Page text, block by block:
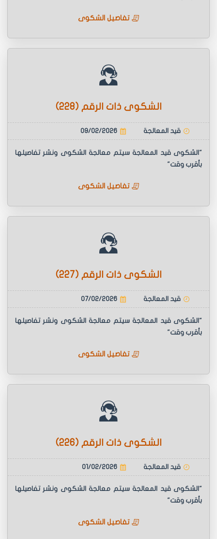
تفاصيل الشكوى
الشكوى ذات الرقم (228)
قيد المعالجة 09/02/2026
"الشكوى قيد المعالجة سيتم معالجة الشكوى ونشر تفاصيلها
بأقرب وقت"
تفاصيل الشكوى
الشكوى ذات الرقم (227)
قيد المعالجة 07/02/2026
"الشكوى قيد المعالجة سيتم معالجة الشكوى ونشر تفاصيلها
بأقرب وقت"
تفاصيل الشكوى
الشكوى ذات الرقم (226)
قيد المعالجة 01/02/2026
"الشكوى قيد المعالجة سيتم معالجة الشكوى ونشر تفاصيلها
بأقرب وقت"
تفاصيل الشكوى